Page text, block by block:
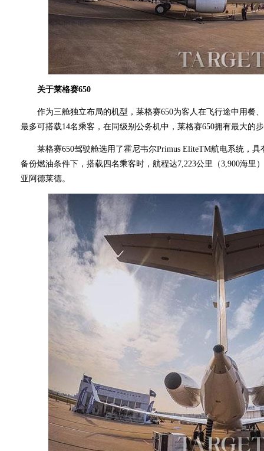
关于莱格赛650
作为三舱独立布局的机型，莱格赛650为客人在飞行途中用餐
最多可搭载14名乘客，在同级别公务机中，莱格赛650拥有最大的
莱格赛650驾驶舱选用了霍尼韦尔Primus EliteTM航电系统，具
备份燃油条件下，搭载四名乘客时，航程达7,223公里（3,900海里
亚阿德莱德。